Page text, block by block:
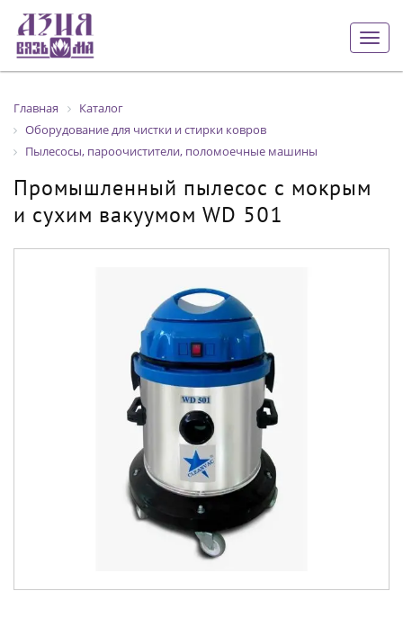
Главная
Каталог
Оборудование для чистки и стирки ковров
Пылесосы, пароочистители, поломоечные машины
Промышленный пылесос с мокрым
и сухим вакуумом WD 501